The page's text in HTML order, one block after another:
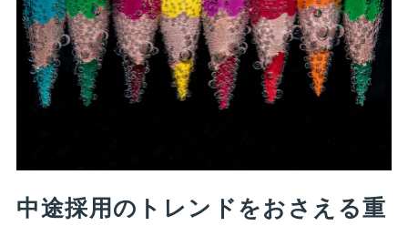
中途採用のトレンドをおさえる重